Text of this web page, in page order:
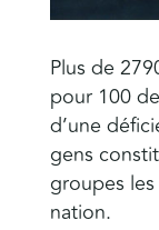
Plus de
pour 100
d’une
gens
groupes
nation.